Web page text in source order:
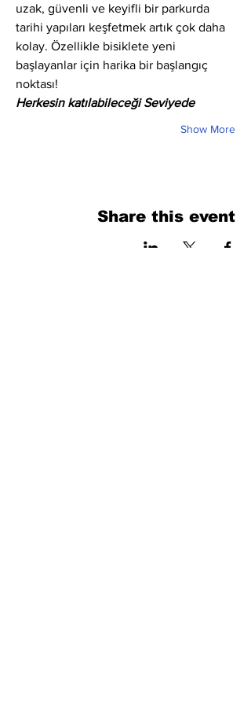
uzak, güvenli ve keyifli bir parkurda
tarihi yapıları keşfetmek artık çok daha
kolay. Özellikle bisiklete yeni
başlayanlar için harika bir başlangıç
noktası!
Herkesin katılabileceği Seviyede
Show More
Share this event